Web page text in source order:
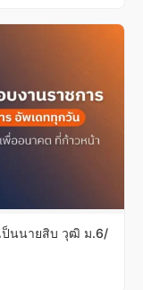
ป็นนายสิบ วุฒิ ม.6/